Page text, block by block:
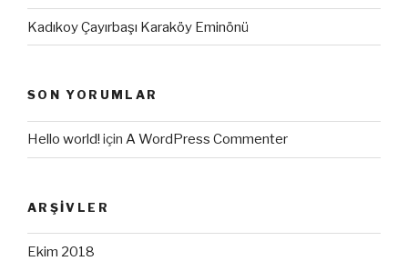
Kadıkoy Çayırbaşı Karaköy Eminönü
SON YORUMLAR
Hello world! için A WordPress Commenter
ARŞIVLER
Ekim 2018